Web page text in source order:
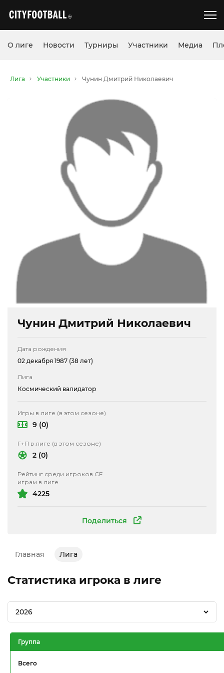
О лиге Новости Турниры Участники Медиа
Лига Участники Чунин Дмитрий Николаевич
Чунин Дмитрий Николаевич
Поделиться
Дата рождения
02 декабря 1987 (38 лет)
Лига
Космический валидатор
Игры в лиге (в этом сезоне)
9 (0)
Г+П в лиге (в этом сезоне)
2 (0)
Рейтинг среди игроков CF
играм в лиге
4225
Главная Лига
Статистика игрока в лиге
2026
Группа
Всего